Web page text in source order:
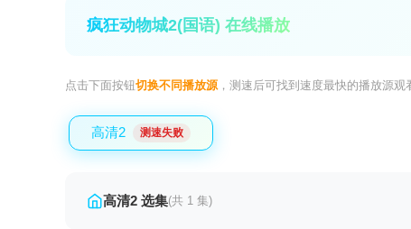
疯狂动物城2(国语) 在线播放
点击下面按钮切换不同播放源，测速后可找到速度最快的播放源观
高清2 测速失败
高清2 选集(共 1 集)